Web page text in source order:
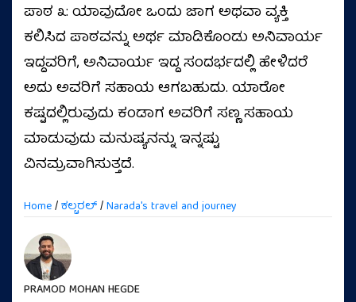
ಪಾಠ ೩: ಯಾವುದೋ ಒಂದು ಜಾಗ ಅಥವಾ ವ್ಯಕ್ತಿ
ಕಲಿಸಿದ ಪಾಠವನ್ನು ಅರ್ಥ ಮಾಡಿಕೊಂಡು ಅನಿವಾರ್ಯ
ಇದ್ದವರಿಗೆ, ಅನಿವಾರ್ಯ ಇದ್ದ ಸಂದರ್ಭದಲ್ಲಿ ಹೇಳಿದರೆ
ಅದು ಅವರಿಗೆ ಸಹಾಯ ಆಗಬಹುದು. ಯಾರೋ
ಕಷ್ಟದಲ್ಲಿರುವುದು ಕಂಡಾಗ ಅವರಿಗೆ ಸಣ್ಣ ಸಹಾಯ
ಮಾಡುವುದು ಮನುಷ್ಯನನ್ನು ಇನ್ನಷ್ಟು
ವಿನಮ್ರವಾಗಿಸುತ್ತದೆ.
Home/ಕಲ್ಚರಲ್/Narada's travel and journey
PRAMOD MOHAN HEGDE